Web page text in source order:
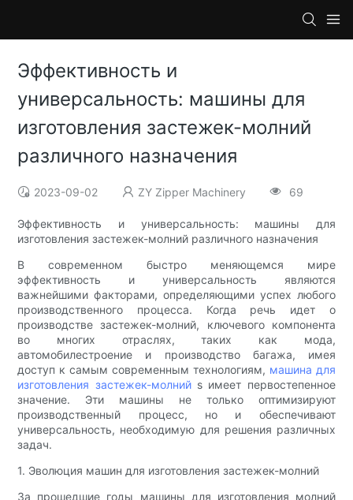
Эффективность и
универсальность: машины для
изготовления застежек-молний
различного назначения
2023-09-02 ZY Zipper Machinery 69
Эффективность и универсальность: машины для
изготовления застежек-молний различного назначения
В современном быстро меняющемся мире
эффективность и универсальность являются
важнейшими факторами, определяющими успех любого
производственного процесса. Когда речь идет о
производстве застежек-молний, ключевого компонента
во многих отраслях, таких как мода,
автомобилестроение и производство багажа, имея
доступ к самым современным технологиям, машина для
изготовления застежек-молний s имеет первостепенное
значение. Эти машины не только оптимизируют
производственный процесс, но и обеспечивают
универсальность, необходимую для решения различных
задач.
1. Эволюция машин для изготовления застежек-молний
За прошедшие годы машины для изготовления молний